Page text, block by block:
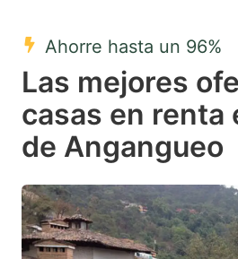
select
a
date.
Press
question
mark
key
Ahorre hasta un 96%
Las mejores
casas en renta
de Angangueo